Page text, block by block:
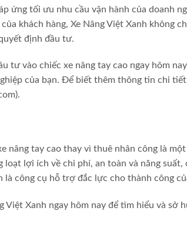
ứng tối ưu nhu cầu vận hành của doanh
khách hàng, Xe Nâng Việt Xanh không
định đầu tư.
tư vào chiếc xe nâng tay cao ngay hôm
của bạn. Để biết thêm thông tin chi tiết
nâng tay cao thay vì thuê nhân công là
loạt lợi ích về chi phí, an toàn và năng
là công cụ hỗ trợ đắc lực cho thành công
Việt Xanh ngay hôm nay để tìm hiểu và